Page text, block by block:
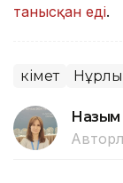
танысқан еді.
Үкімет
Назым